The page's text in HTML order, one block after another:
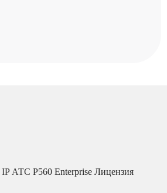
IP АТС P560 Enterprise Лицензия